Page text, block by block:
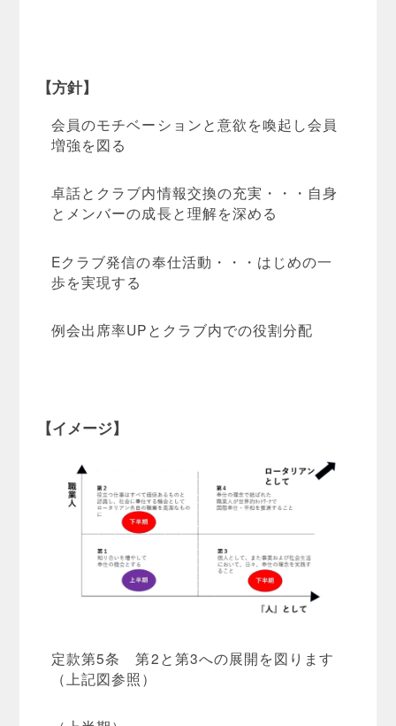
【方針】
会員のモチベーションと意欲を喚起し会員
増強を図る
卓話とクラブ内情報交換の充実・・・自身
とメンバーの成長と理解を深める
Eクラブ発信の奉仕活動・・・はじめの一
歩を実現する
例会出席率UPとクラブ内での役割分配
【イメージ】
定款第5条 第2と第3への展開を図ります
（上記図参照）